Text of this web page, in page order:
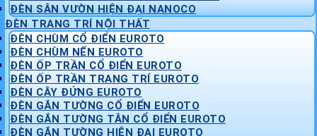
ĐÈN SÂN VƯỜN HIỆN ĐẠI NANOCO
ĐÈN TRANG TRÍ NỘI THẤT
ĐÈN CHÙM CỔ ĐIỂN EUROTO
ĐÈN CHÙM NẾN EUROTO
ĐÈN ỐP TRẦN CỔ ĐIỂN EUROTO
ĐÈN ỐP TRẦN TRANG TRÍ EUROTO
ĐÈN CÂY ĐỨNG EUROTO
ĐÈN GẮN TƯỜNG CỔ ĐIỂN EUROTO
ĐÈN GẮN TƯỜNG TÂN CỔ ĐIỂN EUROTO
ĐÈN GẮN TƯỜNG HIỆN ĐẠI EUROTO